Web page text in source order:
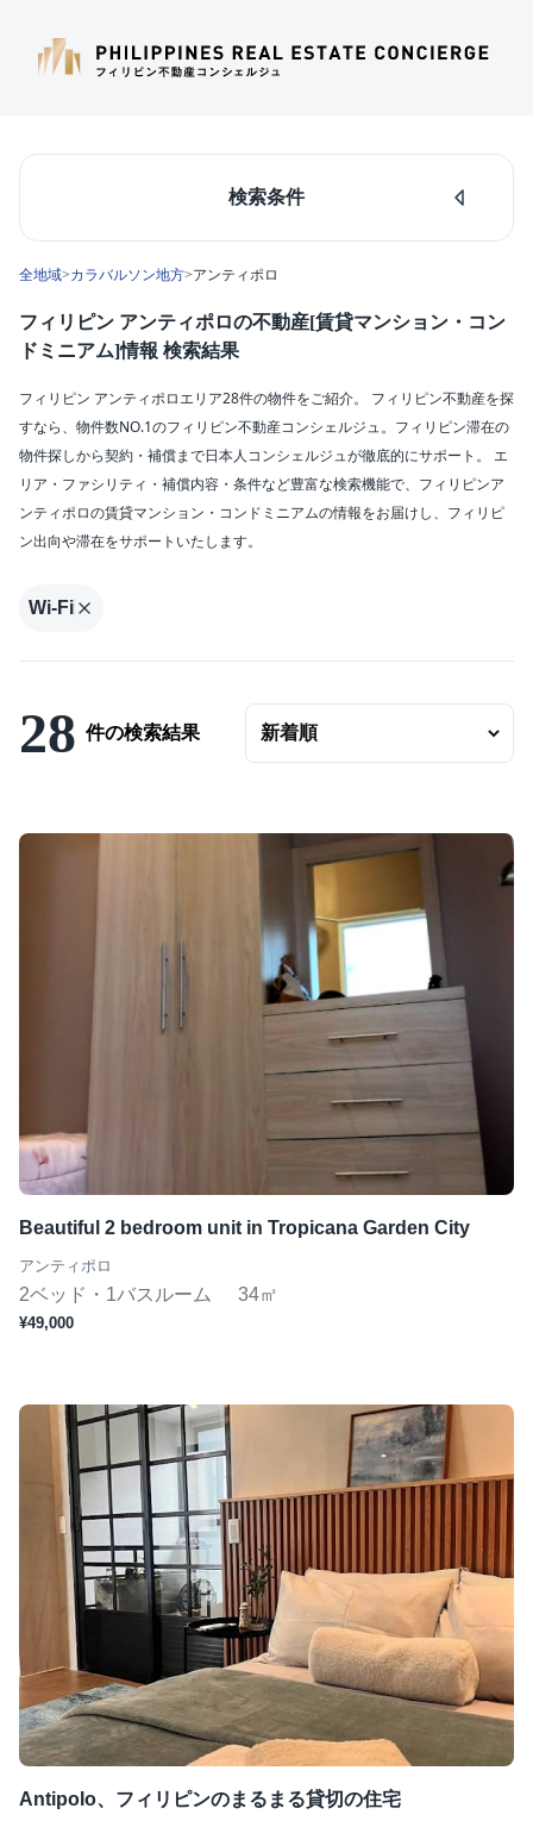
検索条件
マカティ
タギッグ
ケソンシティ
ダパオ
セブシティ
カラバルソン
エリア
アンティポロ(28)
エリアの変更
ベッドルーム数
バスルーム数
〜
コンシェルジュ
全地域>カラバルソン地方>アンティポロ
フィリピン アンティポロの不動産[賃貸マンション・コン
ドミニアム]情報 検索結果
フィリピン アンティポロエリア28件の物件をご紹介。 フィリピン不動産を探
すなら、物件数NO.1のフィリピン不動産コンシェルジュ。フィリピン滞在の
物件探しから契約・補償まで日本人コンシェルジュが徹底的にサポート。 エ
リア・ファシリティ・補償内容・条件など豊富な検索機能で、フィリピンア
ンティポロの賃貸マンション・コンドミニアムの情報をお届けし、フィリピ
ン出向や滞在をサポートいたします。
Wi-Fi
28 件の検索結果
Beautiful 2 bedroom unit in Tropicana Garden City
アンティポロ
2ベッド・1バスルーム 34㎡
¥49,000
Antipolo、フィリピンのまるまる貸切の住宅